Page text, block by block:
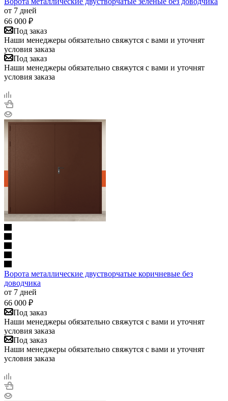
от 7 дней
66 000 ₽
Под заказ
Наши менеджеры обязательно свяжутся с вами и уточнят
условия заказа
Под заказ
Наши менеджеры обязательно свяжутся с вами и уточнят
условия заказа
Ворота металлические двустворчатые коричневые без
доводчика
от 7 дней
66 000 ₽
Под заказ
Наши менеджеры обязательно свяжутся с вами и уточнят
условия заказа
Под заказ
Наши менеджеры обязательно свяжутся с вами и уточнят
условия заказа